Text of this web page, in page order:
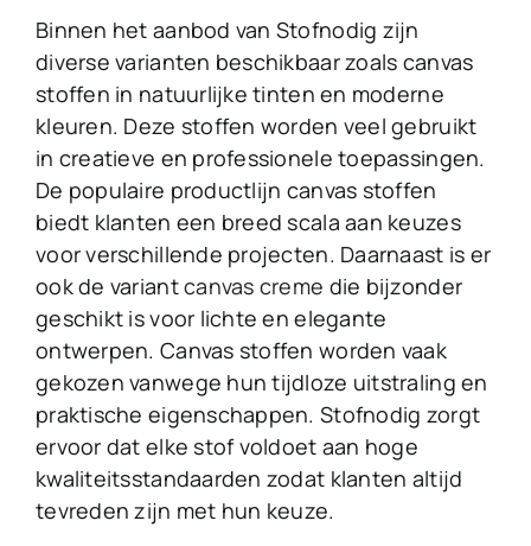
Binnen het aanbod van Stofnodig zijn
diverse varianten beschikbaar zoals canvas
stoffen in natuurlijke tinten en moderne
kleuren. Deze stoffen worden veel gebruikt
in creatieve en professionele toepassingen.
De populaire productlijn canvas stoffen
biedt klanten een breed scala aan keuzes
voor verschillende projecten. Daarnaast is er
ook de variantcanvas creme die bijzonder
geschikt is voor lichte en elegante
ontwerpen. Canvas stoffen worden vaak
gekozen vanwege hun tijdloze uitstraling en
praktische eigenschappen. Stofnodig zorgt
ervoor dat elke stof voldoet aan hoge
kwaliteitsstandaarden zodat klanten altijd
tevreden zijn met hun keuze.